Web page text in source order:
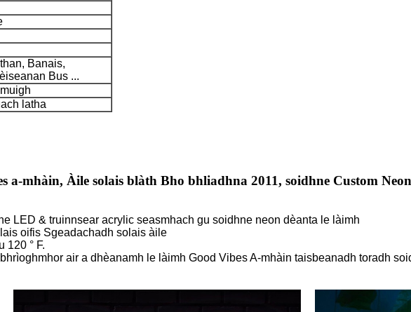
Banais,
Bus ...
latha
a-mhàin, Àile solais blàth Bho bhliadhna 2011, soidhne Custom Neon
LED & truinnsear acrylic seasmhach gu soidhne neon dèanta le làimh
oifis Sgeadachadh solais àile
120 ° F.
air a dhèanamh le làimh Good Vibes A-mhàin taisbeanadh toradh